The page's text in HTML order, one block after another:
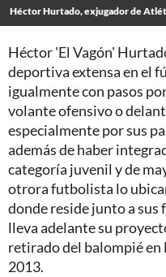
Héctor Hurtado, exjugador de
Héctor 'El Vagón'
deportiva extensa en el
igualmente con pasos
volante ofensivo o
especialmente por sus
además de haber
categoría juvenil y de
otrora futbolista lo
donde reside junto a sus
lleva adelante su
retirado del balompié en
2013.